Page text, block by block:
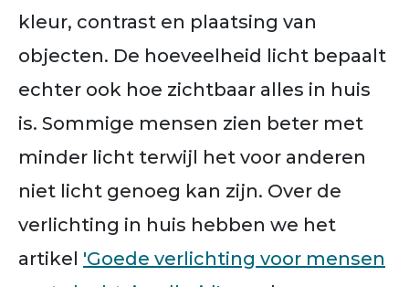
kleur, contrast en plaatsing van
objecten. De hoeveelheid licht bepaalt
echter ook hoe zichtbaar alles in huis
is. Sommige mensen zien beter met
minder licht terwijl het voor anderen
niet licht genoeg kan zijn. Over de
verlichting in huis hebben we het
artikel 'Goede verlichting voor mensen